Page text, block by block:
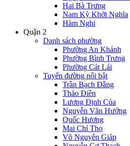
Hai Bà Trưng
Nam Kỳ Khởi Nghĩa
Hàm Nghi
Quận 2
Danh sách phường
Phường An Khánh
Phường Bình Trưng
Phường Cát Lái
Tuyến đường nổi bật
Trần Bạch Đằng
Thảo Điền
Lương Định Của
Nguyễn Văn Hưởng
Quốc Hương
Mai Chí Thọ
Võ Nguyên Giáp